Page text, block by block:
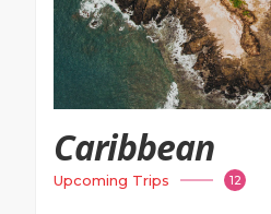
Caribbean
Upcoming Trips 12